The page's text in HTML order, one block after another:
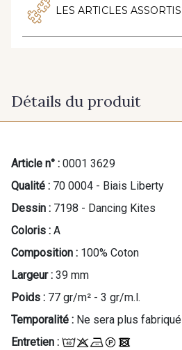
LES ARTICLES ASSORTIS
Détails du produit
Article n° : 0001 3629
Qualité : 70 0004 - Biais Liberty
Dessin : 7198 - Dancing Kites
Coloris : A
Composition : 100% Coton
Largeur : 39 mm
Poids : 77 gr/m² - 3 gr/m.l.
Temporalité : Ne sera plus fabriqué
Entretien :